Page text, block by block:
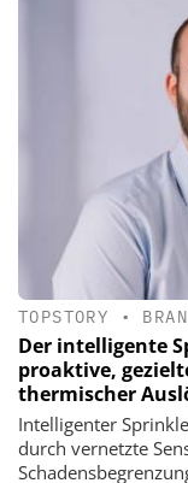
TOPSTORY •
Der intelligente
proaktive,
thermischer
Intelligenter
durch vernetzte